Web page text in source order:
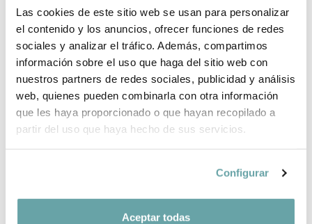
Las cookies de este sitio web se usan para personalizar
el contenido y los anuncios, ofrecer funciones de redes
sociales y analizar el tráfico. Además, compartimos
información sobre el uso que haga del sitio web con
nuestros partners de redes sociales, publicidad y análisis
web, quienes pueden combinarla con otra información
que les haya proporcionado o que hayan recopilado a
partir del uso que haya hecho de sus servicios.
Configurar
Aceptar todas
INFORMACIÓN DE LA MARCA
COMPLEMENTA TU COMPRA
COMPARTIR